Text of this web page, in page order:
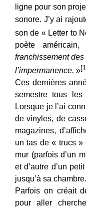
ligne pour son
sonore. J’y ai
son de « Letter to
poète
franchissement
l’impermanence. »
Ces dernières
semestre tous les
Lorsque je l’ai
de vinyles, de
magazines,
un tas de « trucs
mur (parfois d’un
et d’autre d’un
jusqu’à sa chambre.
Parfois on créait
pour aller